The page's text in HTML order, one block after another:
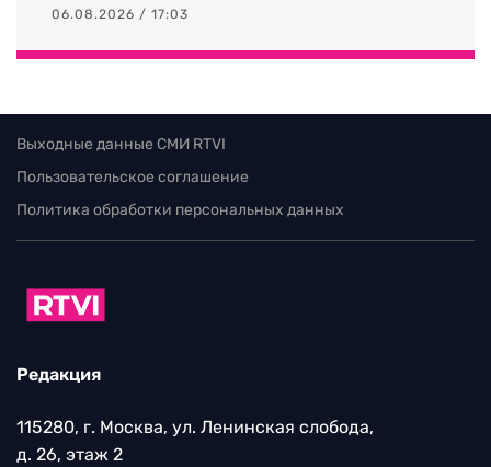
06.08.2026 / 17:03
Выходные данные СМИ RTVI
Пользовательское соглашение
Политика обработки персональных данных
Редакция
115280, г. Москва, ул. Ленинская слобода,
д. 26, этаж 2